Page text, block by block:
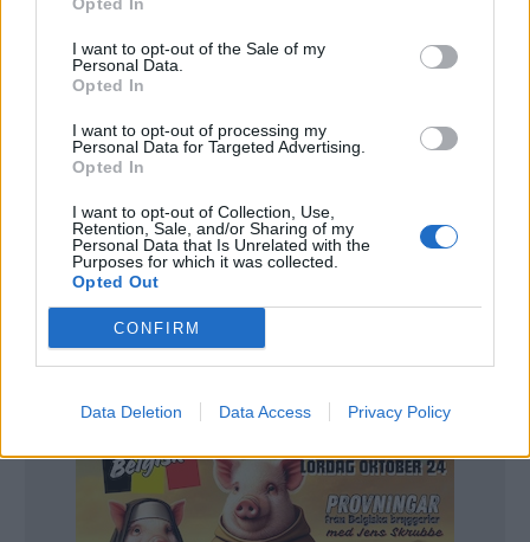
I want to opt-out of the Sale of my
Personal Data.
Opted In
I want to opt-out of processing my
Personal Data for Targeted Advertising.
Opted In
I want to opt-out of Collection, Use,
Retention, Sale, and/or Sharing of my
Personal Data that Is Unrelated with the
Purposes for which it was collected.
Opted Out
CONFIRM
Data Deletion Data Access Privacy Policy
informationen föll företagets aktier med 26 procent.
Philadelphia och New York nu bjudit in alla som
förlorat mer än 100000 dollar att delta i en stämning
mot Boston Beer.
– De tilltalades positiva uttalanden om företagets
affärer och framtidsutsikter var missledande och
saknade grund, står det i stämningen som lämnades
in till en domstol i New York.